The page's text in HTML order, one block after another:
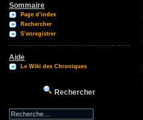
Sommaire
Page d’index
Rechercher
S’enregistrer
Aide
Le Wiki des Chroniques
Rechercher